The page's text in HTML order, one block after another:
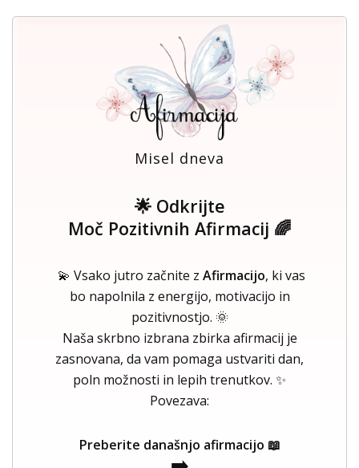
Misel dneva
🌟 Odkrijte
Moč Pozitivnih Afirmacij 🌈
💫 Vsako jutro začnite z Afirmacijo, ki vas
bo napolnila z energijo, motivacijo in
pozitivnostjo. 🌞
Naša skrbno izbrana zbirka afirmacij je
zasnovana, da vam pomaga ustvariti dan,
poln možnosti in lepih trenutkov. ✨
Povezava:
Preberite današnjo afirmacijo 📖